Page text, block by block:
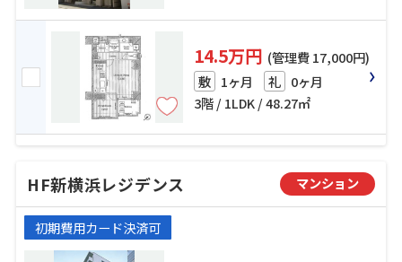
14.5万円 (管理費 17,000円)
敷 1ヶ月 礼 0ヶ月
3階 / 1LDK / 48.27㎡
HF新横浜レジデンス マンション
初期費用カード決済可